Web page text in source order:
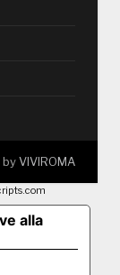
byVIVIROMA
alla